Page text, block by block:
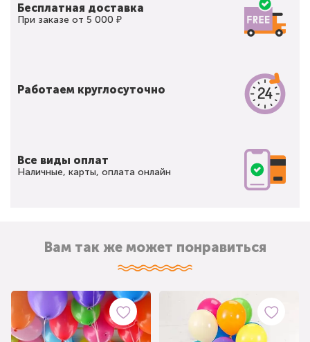
Бесплатная доставка
При заказе от 5 000 ₽
Работаем круглосуточно
Все виды оплат
Наличные, карты, оплата онлайн
Вам так же может понравиться